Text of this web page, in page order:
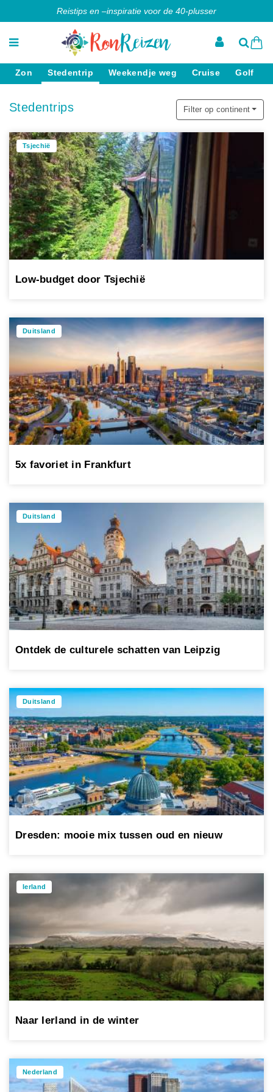
Reistips en –inspiratie voor de 40-plusser
Zon Stedentrip Weekendje weg Cruise Golf
Stedentrips Filter op continent
Tsjechië
Low-budget door Tsjechië
Duitsland
5x favoriet in Frankfurt
Duitsland
Ontdek de culturele schatten van Leipzig
Duitsland
Dresden: mooie mix tussen oud en nieuw
Ierland
Naar Ierland in de winter
Nederland